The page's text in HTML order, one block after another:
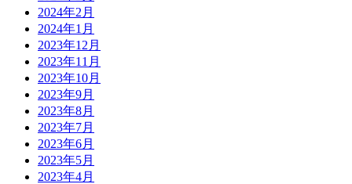
2024年2月
2024年1月
2023年12月
2023年11月
2023年10月
2023年9月
2023年8月
2023年7月
2023年6月
2023年5月
2023年4月